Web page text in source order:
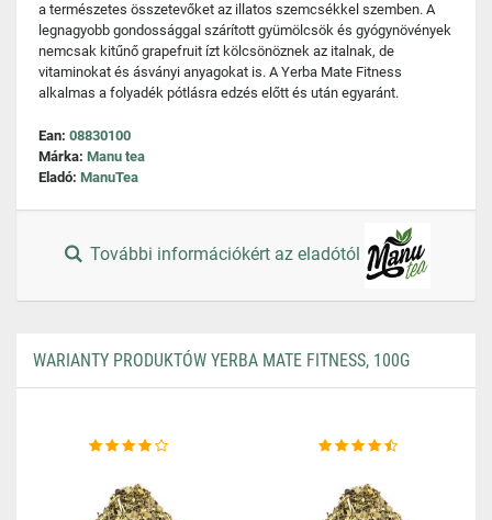
a természetes összetevőket az illatos szemcsékkel szemben. A
legnagyobb gondossággal szárított gyümölcsök és gyógynövények
nemcsak kitűnő grapefruit ízt kölcsönöznek az italnak, de
vitaminokat és ásványi anyagokat is. A Yerba Mate Fitness
alkalmas a folyadék pótlásra edzés előtt és után egyaránt.
Ean: 08830100
Márka: Manu tea
Eladó: ManuTea
További információkért az eladótól
WARIANTY PRODUKTÓW YERBA MATE FITNESS, 100G